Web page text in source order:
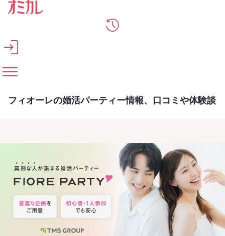
メインコンテンツへスキップ
フィオーレの婚活パーティー情報、口コミや体験談